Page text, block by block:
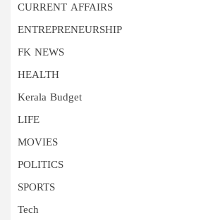
CURRENT AFFAIRS
ENTREPRENEURSHIP
FK NEWS
HEALTH
Kerala Budget
LIFE
MOVIES
POLITICS
SPORTS
Tech